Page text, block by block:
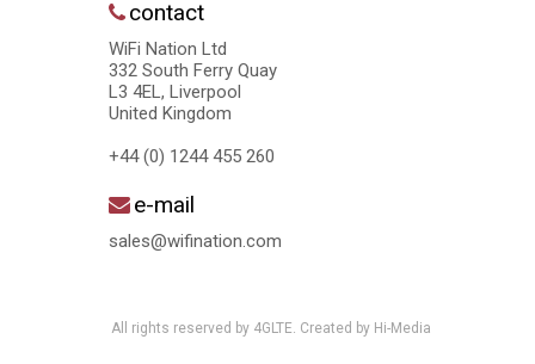
contact
WiFi Nation Ltd
332 South Ferry Quay
L3 4EL, Liverpool
United Kingdom
+44 (0) 1244 455 260
e-mail
sales@wifination.com
All rights reserved by 4GLTE. Created by Hi-Media